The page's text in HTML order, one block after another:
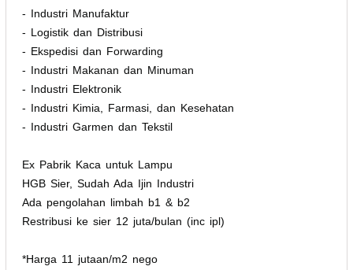
- Industri Manufaktur
- Logistik dan Distribusi
- Ekspedisi dan Forwarding
- Industri Makanan dan Minuman
- Industri Elektronik
- Industri Kimia, Farmasi, dan Kesehatan
- Industri Garmen dan Tekstil
Ex Pabrik Kaca untuk Lampu
HGB Sier, Sudah Ada Ijin Industri
Ada pengolahan limbah b1 & b2
Restribusi ke sier 12 juta/bulan (inc ipl)
*Harga 11 jutaan/m2 nego